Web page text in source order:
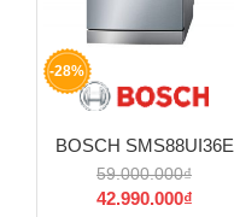
-28%
BOSCH SMS88UI36E
59.000.000₫
42.990.000₫